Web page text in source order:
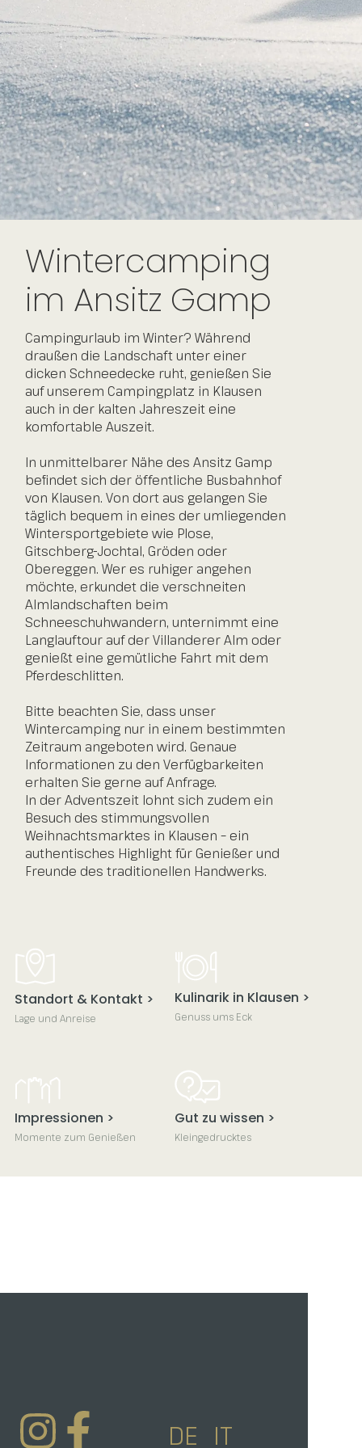
Wintercamping
im Ansitz Gamp
Campingurlaub im Winter? Während
draußen die Landschaft unter einer
dicken Schneedecke ruht, genießen Sie
auf unserem Campingplatz in Klausen
auch in der kalten Jahreszeit eine
komfortable Auszeit.
In unmittelbarer Nähe des Ansitz Gamp
befindet sich der öffentliche Busbahnhof
von Klausen. Von dort aus gelangen Sie
täglich bequem in eines der umliegenden
Wintersportgebiete wie Plose,
Gitschberg-Jochtal, Gröden oder
Obereggen. Wer es ruhiger angehen
möchte, erkundet die verschneiten
Almlandschaften beim
Schneeschuhwandern, unternimmt eine
Langlauftour auf der Villanderer Alm oder
genießt eine gemütliche Fahrt mit dem
Pferdeschlitten.
Bitte beachten Sie, dass unser
Wintercamping nur in einem bestimmten
Zeitraum angeboten wird. Genaue
Informationen zu den Verfügbarkeiten
erhalten Sie gerne auf Anfrage.
In derAdventszeit lohnt sich zudem ein
Besuch des stimmungsvollen
Weihnachtsmarktes in Klausen – ein
authentisches Highlight für Genießer und
Freunde des traditionellen Handwerks.
Standort & Kontakt >
Lage und Anreise
Kulinarik in Klausen >
Genuss ums Eck
Impressionen >
Momente zum Genießen
Gut zu wissen >
Kleingedrucktes
DE IT